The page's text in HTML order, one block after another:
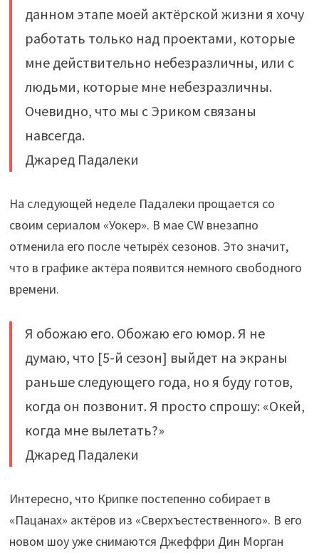
данном этапе моей актёрской жизни я хочу
работать только над проектами, которые
мне действительно небезразличны, или с
людьми, которые мне небезразличны.
Очевидно, что мы с Эриком связаны
навсегда.
Джаред Падалеки
На следующей неделе Падалеки прощается со
своим сериалом «Уокер». В мае CW внезапно
отменила его после четырёх сезонов. Это значит,
что в графике актёра появится немного свободного
времени.
Я обожаю его. Обожаю его юмор. Я не
думаю, что [5-й сезон] выйдет на экраны
раньше следующего года, но я буду готов,
когда он позвонит. Я просто спрошу: «Окей,
когда мне вылетать?»
Джаред Падалеки
Интересно, что Крипке постепенно собирает в
«Пацанах» актёров из «Сверхъестественного». В его
новом шоу уже снимаются Джеффри Дин Морган